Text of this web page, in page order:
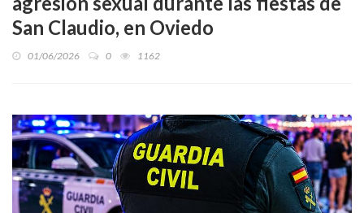
San Claudio, en Oviedo
01/06/2026 0 1162